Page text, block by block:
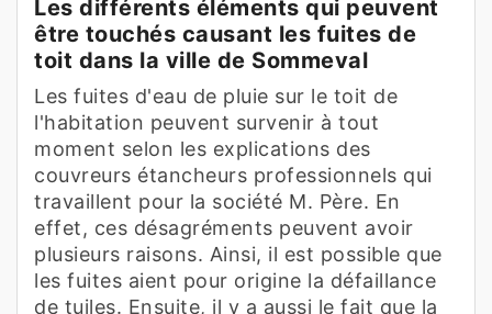
Les différents éléments qui peuvent
être touchés causant les fuites de
toit dans la ville de Sommeval
Les fuites d'eau de pluie sur le toit de
l'habitation peuvent survenir à tout
moment selon les explications des
couvreurs étancheurs professionnels qui
travaillent pour la société M. Père. En
effet, ces désagréments peuvent avoir
plusieurs raisons. Ainsi, il est possible que
les fuites aient pour origine la défaillance
de tuiles. Ensuite, il y a aussi le fait que la